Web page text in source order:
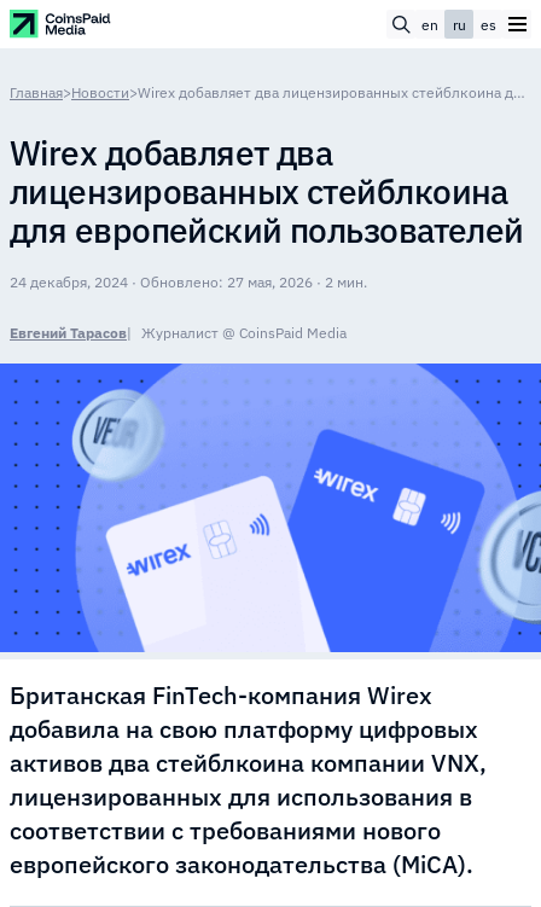
en ru es
Главная>Новости> Wirex добавляет два лицензированных стейблкоина для европейский пользователей
Wirex добавляет два
лицензированных стейблкоина
для европейский пользователей
24 декабря, 2024 · Обновлено: 27 мая, 2026 · 2 мин.
Евгений Тарасов Журналист @ CoinsPaid Media
Британская FinTech-компания Wirex
добавила на свою платформу цифровых
активов два стейблкоина компании VNX,
лицензированных для использования в
соответствии с требованиями нового
европейского законодательства (MiCA).